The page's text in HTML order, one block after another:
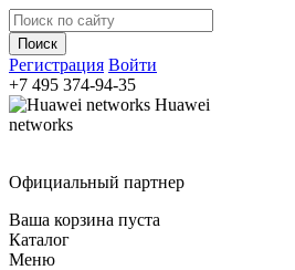
Регистрация Войти
+7 495 374-94-35
Huawei
networks
Официальный партнер
Ваша корзина пуста
Каталог
Меню